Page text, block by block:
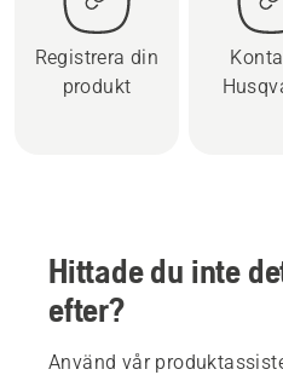
Registrera din
produkt
Hittade du inte
efter?
Använd vår